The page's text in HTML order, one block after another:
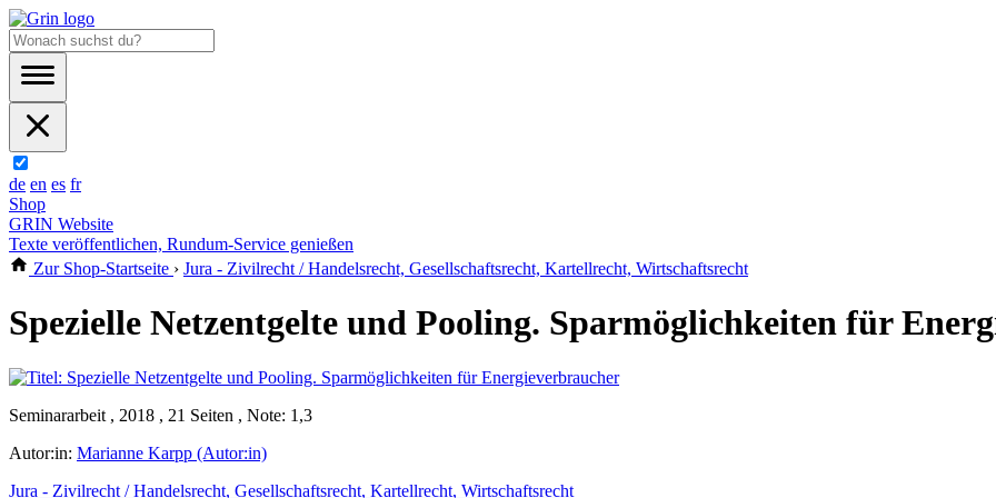
de en es fr
Shop
GRIN Website
Texte veröffentlichen, Rundum-Service genießen
Zur Shop-Startseite › Jura - Zivilrecht / Handelsrecht, Gesellschaftsrecht, Kartellrecht, Wirtschaftsrecht
Spezielle Netzentgelte und Pooling. Sparmöglichkeiten für
Seminararbeit , 2018 , 21 Seiten , Note: 1,3
Autor:in: Marianne Karpp (Autor:in)
Jura - Zivilrecht / Handelsrecht, Gesellschaftsrecht, Kartellrecht, Wirtschaftsrecht